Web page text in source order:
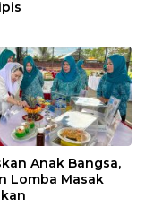
Anak Bangsa,
Lomba Masak